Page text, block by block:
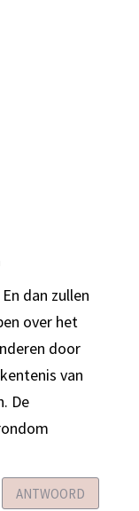
dan zullen
over het
door
van
De
ANTWOORD